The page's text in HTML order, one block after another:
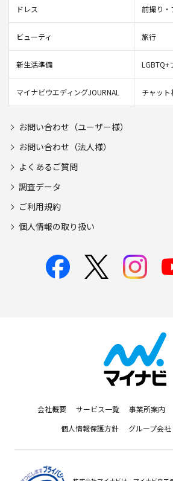
ドレス 前撮り・
ビューティ 旅行
新生活準備 LGBTQ+
マイナビウエディングJOURNAL チャット
お問い合わせ（ユーザー様）
お問い合わせ（法人様）
よくあるご質問
調査データ
ご利用規約
個人情報の取り扱い
会社概要 サービス一覧 事業所案内
個人情報保護方針
グループ会社